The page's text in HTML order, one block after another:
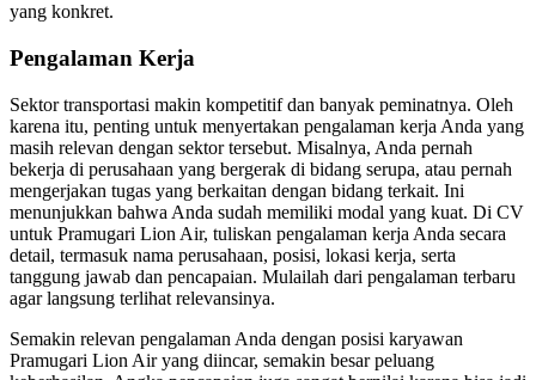
yang konkret.
Pengalaman Kerja
Sektor transportasi makin kompetitif dan banyak peminatnya. Oleh
karena itu, penting untuk menyertakan pengalaman kerja Anda yang
masih relevan dengan sektor tersebut. Misalnya, Anda pernah
bekerja di perusahaan yang bergerak di bidang serupa, atau pernah
mengerjakan tugas yang berkaitan dengan bidang terkait. Ini
menunjukkan bahwa Anda sudah memiliki modal yang kuat. Di CV
untuk Pramugari Lion Air, tuliskan pengalaman kerja Anda secara
detail, termasuk nama perusahaan, posisi, lokasi kerja, serta
tanggung jawab dan pencapaian. Mulailah dari pengalaman terbaru
agar langsung terlihat relevansinya.
Semakin relevan pengalaman Anda dengan posisi karyawan
Pramugari Lion Air yang diincar, semakin besar peluang